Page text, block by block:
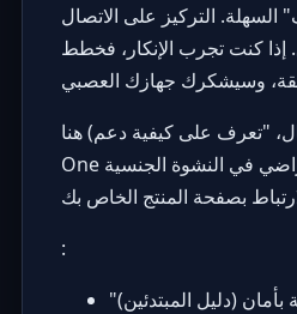
السهلة. التركيز على الاتصال
كنت تجرب الإنكار، فخطط
هنا (على سبيل المثال، "تعرف على كيفية دعم Veru
One للتحكم الخاص والتراضي في النشوة الجنسية")
: